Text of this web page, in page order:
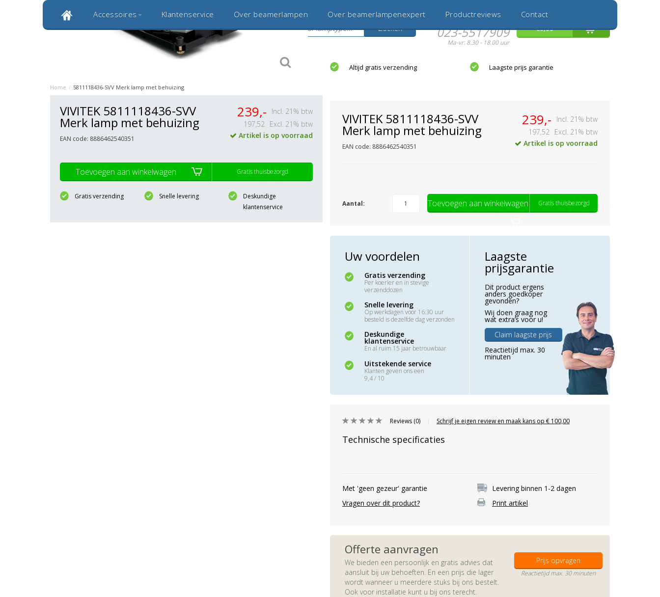
Inloggen
Klantbeoordeling 9,0
Bekijk alle 1000+ reviews
Zoeken
Hulp nodig?
023-5517909
Ma-vr: 8.30 - 18.00 uur
€0,00
Accessoires Klantenservice Over beamerlampen Over beamerlampenexpert Productreviews Contact
20 jaar betrouwbaar en ervaren Altijd gratis verzending Laagste prijs garantie
Home / 5811118436-SVV Merk lamp met behuizing
VIVITEK 5811118436-SVV
Merk lamp met behuizing
EAN code: 8886462540351
239,-
Incl. 21% btw
197,52
Excl. 21% btw
Artikel is op voorraad
Toevoegen aan winkelwagen Gratis thuisbezorgd
Gratis verzending Snelle levering
Deskundige
klantenservice
VIVITEK 5811118436-SVV
Merk lamp met behuizing
EAN code: 8886462540351
239,-
Incl. 21% btw
197,52 Excl. 21% btw
Artikel is op voorraad
Aantal: Toevoegen aan winkelwagen Gratis thuisbezorgd
Uw voordelen
Gratis verzending
Per koerier en in stevige
verzenddozen
Snelle levering
Op werkdagen voor 16:30 uur
besteld is dezelfde dag verzonden
Deskundige
klantenservice
En al ruim 15 jaar betrouwbaar
Uitstekende service
Klanten geven ons een
9,4 / 10
Laagste
prijsgarantie
Dit product ergens
anders goedkoper
gevonden?
Wij doen graag nog
wat extra’s voor u!
Claim laagste prijs
Reactietijd max. 30
minuten
Reviews (0) Schrijf je eigen review en maak kans op € 100,00
Technische specificaties
Met 'geen gezeur' garantie
Levering binnen 1-2 dagen
Vragen over dit product?
Print artikel
Offerte aanvragen
We bieden een persoonlijk en gratis advies dat
aansluit bij uw behoeften. En een prijs die lager
wordt wanneer u meerdere stuks bij ons bestelt.
Ook voor installatie kunt u bij ons terecht.
Prijs opvragen
Reactietijd max. 30 minuten